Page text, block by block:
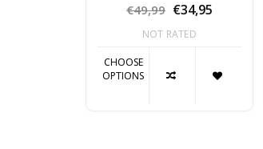
€49,99 €34,95
NOT RATED
CHOOSE
OPTIONS